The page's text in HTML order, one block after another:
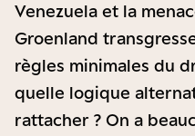
Venezuela et la
Groenland
règles minimales du
quelle logique
rattacher ? On a